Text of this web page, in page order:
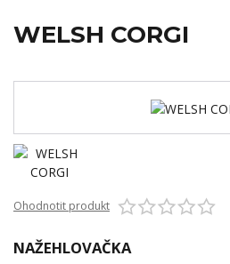
WELSH CORGI
Ohodnotit produkt
NAŽEHLOVAČKA